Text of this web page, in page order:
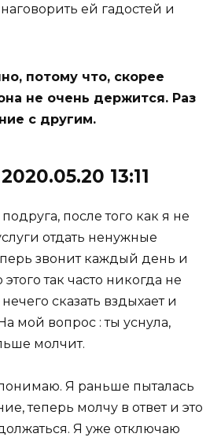
ей гадостей и
потому что, скорее
не очень держится. Раз
с другим.
13:11
после того как я не
отдать ненужные
звонит каждый день и
так часто никогда не
сказать вздыхает и
мой вопрос : ты уснула,
молчит.
Я раньше пыталась
теперь молчу в ответ и это
Я уже отключаю